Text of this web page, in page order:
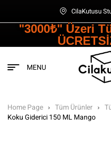
CilaKutusu
"3000₺" Üzeri
MENU
Home Page Tüm Ürünler
Koku Giderici 150 ML Mango